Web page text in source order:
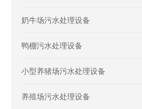
奶牛场污水处理设备
鸭棚污水处理设备
小型养猪场污水处理设备
养殖场污水处理设备